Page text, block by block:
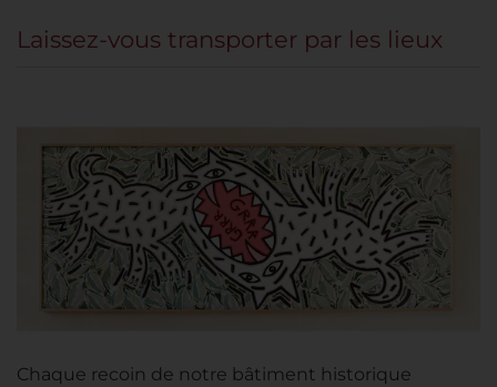
Laissez-vous transporter par les lieux
Chaque recoin de notre bâtiment historique